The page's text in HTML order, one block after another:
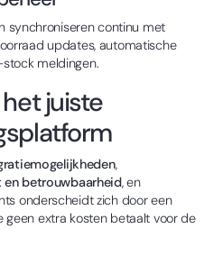
synchroniseren continu met
updates, automatische
meldingen.
juiste
,
betrouwbaarheid, en
onderscheidt zich door een
extra kosten betaalt voor de